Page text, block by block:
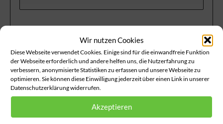
Wir nutzen Cookies
Diese Webseite verwendet Cookies. Einige sind für die einwandfreie Funktion
der Webseite erforderlich und andere helfen uns, die Nutzerfahrung zu
verbessern, anonymisierte Statistiken zu erfassen und unsere Webseite zu
optimieren. Sie können diese Einwilligung jederzeit über einen Link in unserer
Datenschutzerklärung widerrufen.
Akzeptieren
Android Plattform (Pflichtfeld)